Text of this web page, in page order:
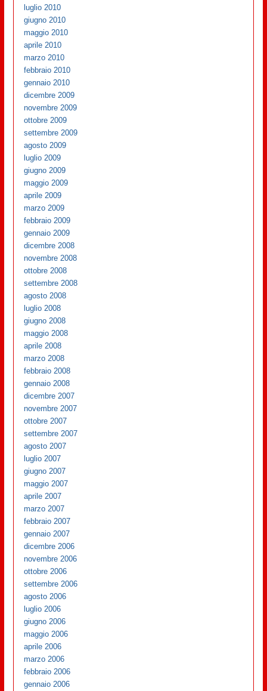
luglio 2010
giugno 2010
maggio 2010
aprile 2010
marzo 2010
febbraio 2010
gennaio 2010
dicembre 2009
novembre 2009
ottobre 2009
settembre 2009
agosto 2009
luglio 2009
giugno 2009
maggio 2009
aprile 2009
marzo 2009
febbraio 2009
gennaio 2009
dicembre 2008
novembre 2008
ottobre 2008
settembre 2008
agosto 2008
luglio 2008
giugno 2008
maggio 2008
aprile 2008
marzo 2008
febbraio 2008
gennaio 2008
dicembre 2007
novembre 2007
ottobre 2007
settembre 2007
agosto 2007
luglio 2007
giugno 2007
maggio 2007
aprile 2007
marzo 2007
febbraio 2007
gennaio 2007
dicembre 2006
novembre 2006
ottobre 2006
settembre 2006
agosto 2006
luglio 2006
giugno 2006
maggio 2006
aprile 2006
marzo 2006
febbraio 2006
gennaio 2006